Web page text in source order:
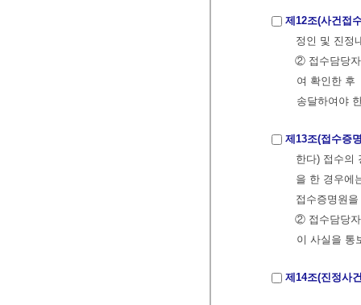
제12조(사건접
정인 및 진정
② 접수담당자
여 확인한 후
송달하여야
제13조(접수증
한다) 접수의
을 한 경우에
접수증명원
② 접수담당자
이 사실을 통
제14조(진정사